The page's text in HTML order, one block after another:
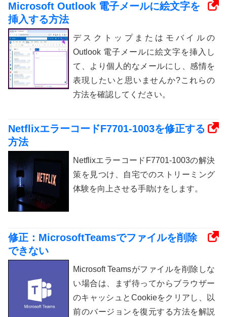
Microsoft Outlook 電子メールに絵文字を
挿入する方法
デスクトップまたはモバイルの
Outlook 電子メールに絵文字を挿入し
て、より個人的なメールにし、感情を
表現したいと思いませんか?これらの
方法を確認してください。
NetflixエラーコードF7701-1003を修正する
方法
NetflixエラーコードF7701-1003の解決
策を見つけ、自宅でのストリーミング
体験を向上させる手助けをします。
修正：MicrosoftTeamsでファイルを削除
できない
Microsoft Teamsがファイルを削除しな
い場合は、まず待ってからブラウザー
のキャッシュとCookieをクリアし、以
前のバージョンを復元する方法を解説